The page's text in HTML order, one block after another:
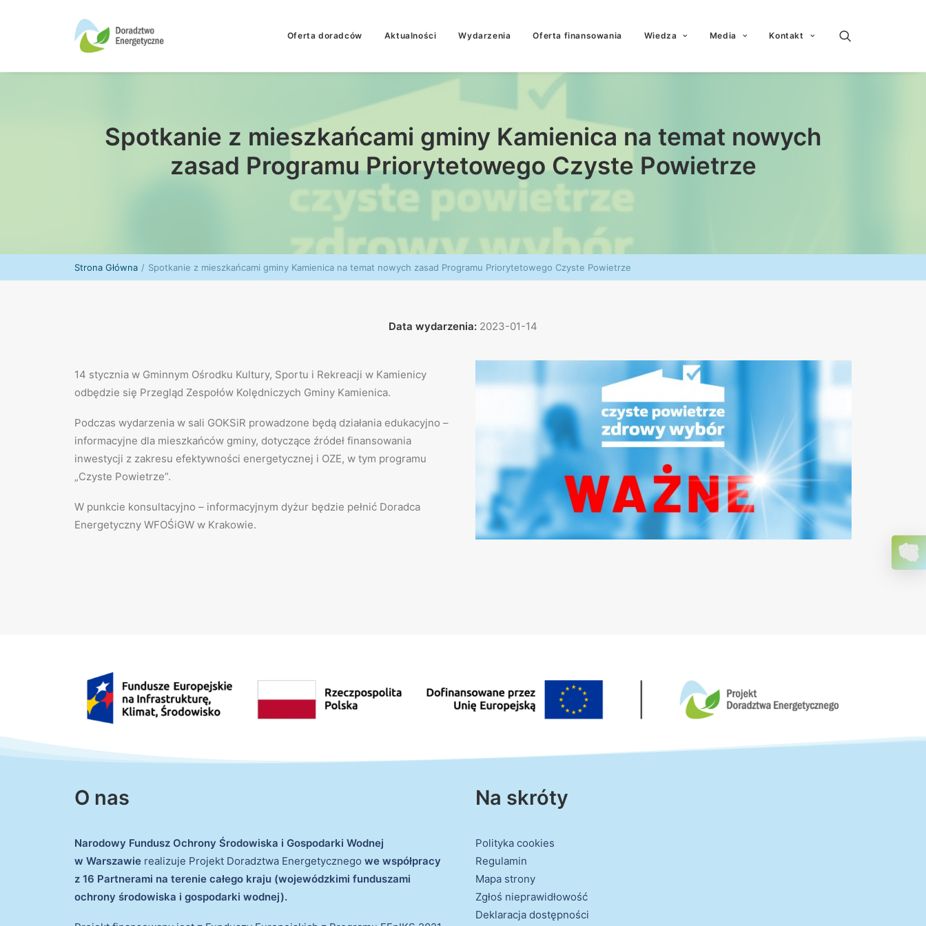
Oferta doradców Aktualności Wydarzenia Oferta finansowania Wiedza Media Kontakt
Spotkanie z mieszkańcami gminy Kamienica na temat nowych
zasad Programu Priorytetowego Czyste Powietrze
Strona Główna Spotkanie z mieszkańcami gminy Kamienica na temat nowych zasad Programu Priorytetowego Czyste Powietrze
Data wydarzenia: 2023-01-14
14 stycznia w Gminnym Ośrodku Kultury, Sportu i Rekreacji w Kamienicy
odbędzie się Przegląd Zespołów Kolędniczych Gminy Kamienica.
Podczas wydarzenia w sali GOKSiR prowadzone będą działania edukacyjno –
informacyjne dla mieszkańców gminy, dotyczące źródeł finansowania
inwestycji z zakresu efektywności energetycznej i OZE, w tym programu
„Czyste Powietrze”.
W punkcie konsultacyjno – informacyjnym dyżur będzie pełnić Doradca
Energetyczny WFOŚiGW w Krakowie.
O nas
Narodowy Fundusz Ochrony Środowiska i Gospodarki Wodnej
w Warszawie realizuje Projekt Doradztwa Energetycznego we współpracy
z 16 Partnerami na terenie całego kraju (wojewódzkimi funduszami
ochrony środowiska i gospodarki wodnej).
Na skróty
Polityka cookies
Regulamin
Mapa strony
Zgłoś nieprawidłowość
Deklaracja dostępności